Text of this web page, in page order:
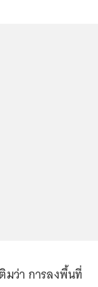
มว่า การลงพื้นที่